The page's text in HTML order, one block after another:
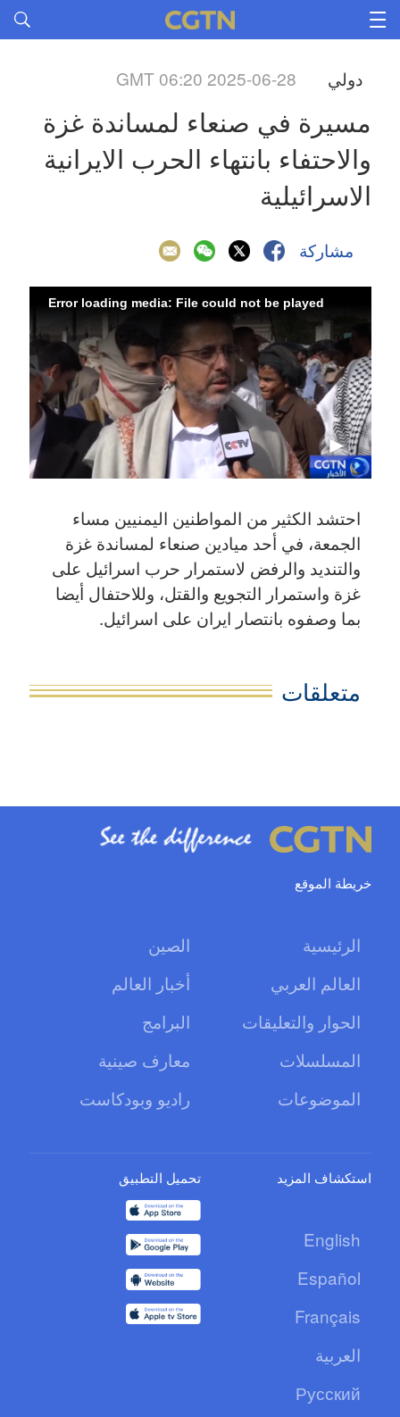
دولي GMT 06:20 2025-06-28
الاسرائيلية
مشاركة
Error loading media: File could not be played
احتشد الكثير من المواطنين اليمنيين مساء
الجمعة، في أحد ميادين صنعاء لمساندة غزة
والتنديد والرفض لاستمرار حرب اسرائيل على
غزة واستمرار التجويع والقتل، وللاحتفال أيضا
بما وصفوه بانتصار ايران على اسرائيل.
متعلقات
خريطة الموقع
الرئيسية
الصين
العالم العربي
أخبار العالم
الحوار والتعليقات
البرامج
المسلسلات
معارف صينية
الموضوعات
راديو وبودكاست
استكشاف المزيد
English
Español
Français
العربية
Русский
تحميل التطبيق